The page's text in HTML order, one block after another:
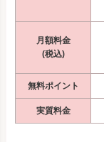
月額料金
(税込)
無料ポイント
実質料金